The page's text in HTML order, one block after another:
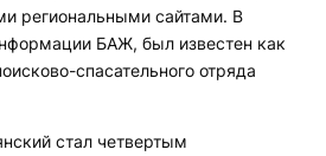
региональными сайтами. В
БАЖ, был известен как
спасательного отряда
стал четвертым